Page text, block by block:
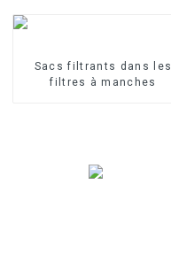
Sacs filtrants dans les
filtres à manches